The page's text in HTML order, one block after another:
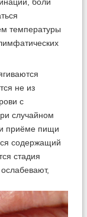
боли
температуры
не из
с
случайном
приёме пищи
содержащий
стадия